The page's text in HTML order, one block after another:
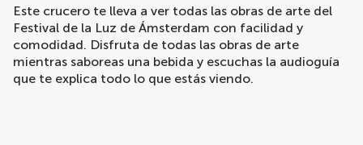
Este crucero te lleva a ver todas las obras de arte del
Festival de la Luz de Ámsterdam con facilidad y
comodidad. Disfruta de todas las obras de arte
mientras saboreas una bebida y escuchas la audioguía
que te explica todo lo que estás viendo.